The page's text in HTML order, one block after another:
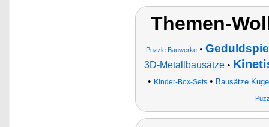
Themen-
Puzzle Bauwerke•
3D-Metallbausätze•
• Kinder-Box-Sets • Bausätze